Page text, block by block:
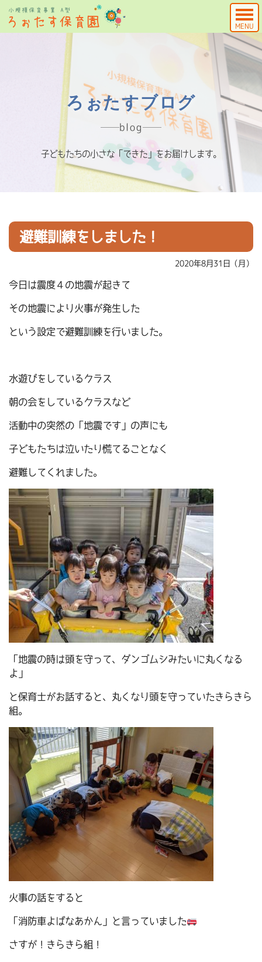
MENU
ろぉたすブログ
blog
子どもたちの小さな「できた」をお届けします。
避難訓練をしました！
2020年8月31日（月）
今日は震度４の地震が起きて
その地震により火事が発生した
という設定で避難訓練を行いました。
水遊びをしているクラス
朝の会をしているクラスなど
活動中の突然の「地震です」の声にも
子どもたちは泣いたり慌てることなく
避難してくれました。
「地震の時は頭を守って、ダンゴムシみたいに丸くなる
よ」
と保育士がお話すると、丸くなり頭を守っていたきらきら
組。
火事の話をすると
「消防車よばなあかん」と言っていました
さすが！きらきら組！